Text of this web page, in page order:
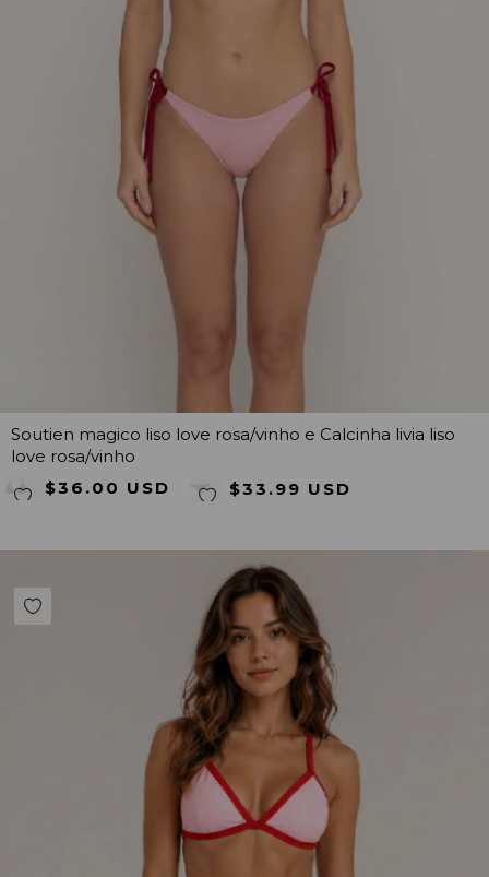
Soutien magico liso love rosa/vinho e Calcinha livia liso
love rosa/vinho
$36.00 USD
$33.99 USD